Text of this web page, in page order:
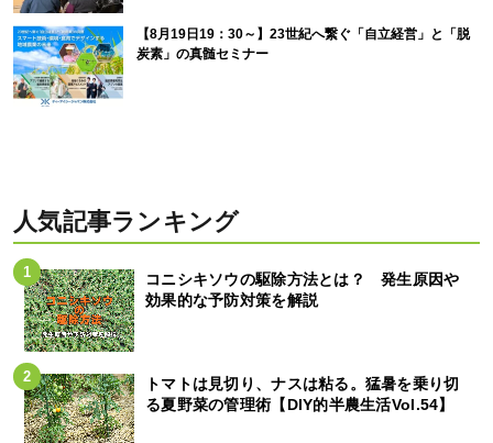
【8月19日19：30～】23世紀へ繋ぐ「自立経営」と「脱
炭素」の真髄セミナー
人気記事ランキング
コニシキソウの駆除方法とは？ 発生原因や
効果的な予防対策を解説
トマトは見切り、ナスは粘る。猛暑を乗り切
る夏野菜の管理術【DIY的半農生活Vol.54】